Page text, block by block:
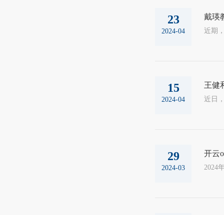
23
2024-04
戴瑛
15
2024-04
王健
29
2024-03
开云